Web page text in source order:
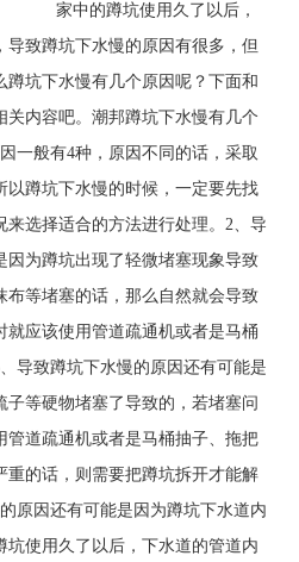
中的蹲坑使用久了以后，
导致蹲坑下水慢的原因有很多，但
坑下水慢有几个原因呢？下面和
关内容吧。潮邦蹲坑下水慢有几个
一般有4种，原因不同的话，采取
以蹲坑下水慢的时候，一定要先找
选择适合的方法进行处理。2、导
因为蹲坑出现了轻微堵塞现象导致
布等堵塞的话，那么自然就会导致
就应该使用管道疏通机或者是马桶
导致蹲坑下水慢的原因还有可能是
子等硬物堵塞了导致的，若堵塞问
管道疏通机或者是马桶抽子、拖把
重的话，则需要把蹲坑拆开才能解
原因还有可能是因为蹲坑下水道内
坑使用久了以后，下水道的管道内